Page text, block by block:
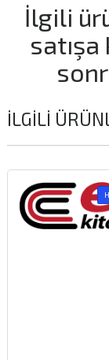
İlgili
satışa
İLGILI